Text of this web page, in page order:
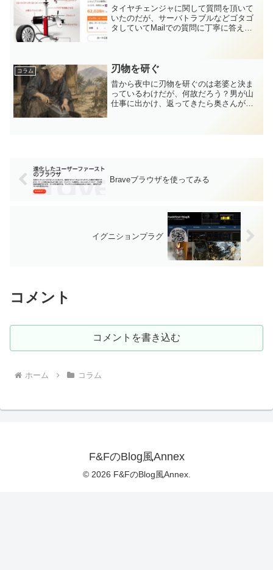
タイヤチェンジャに関して質問を頂いて
いたのだが、サーバトラブルなどゴタゴ
タしていてMailでの質問に丁寧に答えら
ャなど買うのは相当特殊な人ではないか
と思っていた、いや、...
コラム 刃物を研ぐ
昔から夜中に刃物を研ぐのは老婆と決ま
っているわけだが、何故だろう？男が山
仕事に出かけ、返ってきたら奥さんが仕
Braveブラウザを使ってみる
イグニションプラグ
コメント
コメントを書き込む
ホーム コラム
F&FのBlog風Annex
© 2026 F&FのBlog風Annex.